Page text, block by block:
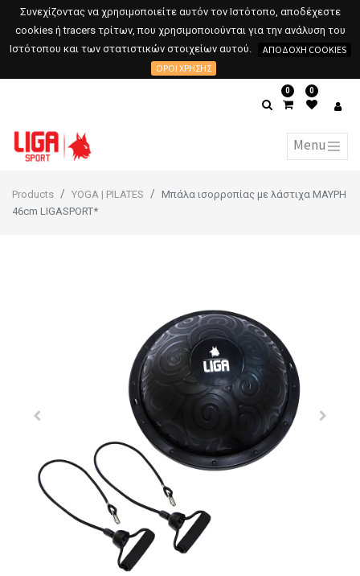
Συνεχίζοντας να χρησιμοποιείτε αυτόν τον Ιστότοπο, αποδέχεστε
cookies ή tracers τρίτων, που χρησιμοποιούνται για την ανάλυση του
Ιστότοπου και των στατιστικών στοιχείων αυτού.
ΑΠΟΔΟΧΉ COOKIES
ΌΡΟΙ ΧΡΉΣΗΣ
0 0
Products YOGA | PILATES
Μπάλα ισορροπίας με λάστιχα ΜΑΥΡΗ
46cm LIGASPORT*